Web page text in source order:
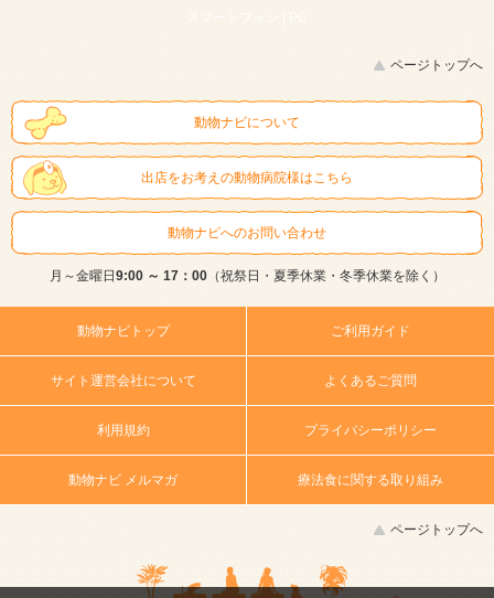
スマートフォン |
PC
ページトップへ
動物ナビについて
出店をお考えの動物病院様はこちら
動物ナビへのお問い合わせ
月～金曜日 9:00 ～ 17：00（祝祭日・夏季休業・冬季休業を除く）
動物ナビトップ ご利用ガイド
サイト運営会社について よくあるご質問
利用規約 プライバシーポリシー
動物ナビ メルマガ 療法食に関する取り組み
ページトップへ